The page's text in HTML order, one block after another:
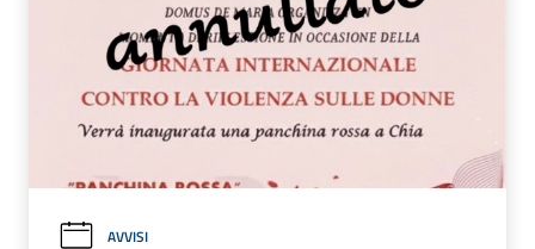
AVVISI